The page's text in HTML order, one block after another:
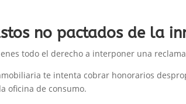
no pactados de la
todo el derecho a interponer una
te intenta cobrar honorarios
oficina de consumo.